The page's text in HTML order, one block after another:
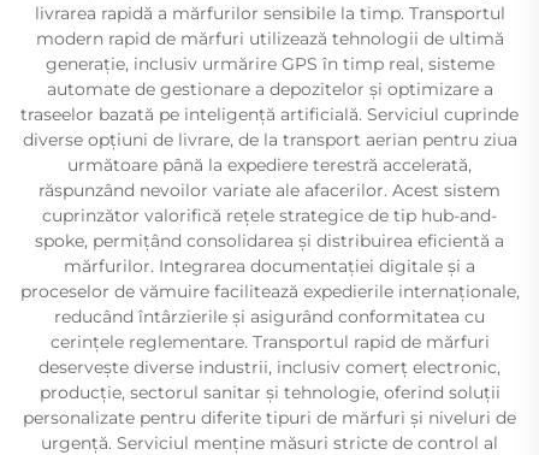
livrarea rapidă a mărfurilor sensibile la timp. Transportul
modern rapid de mărfuri utilizează tehnologii de ultimă
generație, inclusiv urmărire GPS în timp real, sisteme
automate de gestionare a depozitelor și optimizare a
traseelor bazată pe inteligență artificială. Serviciul cuprinde
diverse opțiuni de livrare, de la transport aerian pentru ziua
următoare până la expediere terestră accelerată,
răspunzând nevoilor variate ale afacerilor. Acest sistem
cuprinzător valorifică rețele strategice de tip hub-and-
spoke, permițând consolidarea și distribuirea eficientă a
mărfurilor. Integrarea documentației digitale și a
proceselor de vămuire facilitează expedierile internaționale,
reducând întârzierile și asigurând conformitatea cu
cerințele reglementare. Transportul rapid de mărfuri
deservește diverse industrii, inclusiv comerț electronic,
producție, sectorul sanitar și tehnologie, oferind soluții
personalizate pentru diferite tipuri de mărfuri și niveluri de
urgență. Serviciul menține măsuri stricte de control al